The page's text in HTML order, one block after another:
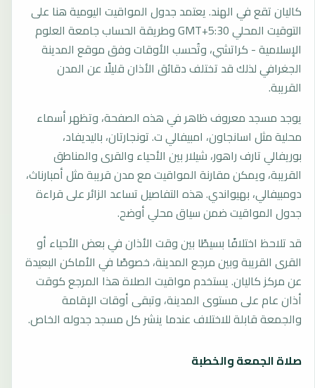
كاليان تقع في الهند. يعتمد جدول المواقيت اليومية هنا على
التوقيت المحلي GMT+5:30 وطريقة الحساب جامعة العلوم
الإسلامية - كراتشي، وتُحسب الأوقات وفق موقع المدينة
الجغرافي لذلك قد تختلف دقائق الأذان قليلًا عن المدن
القريبة.
يوجد مسجد معروف ظاهر في هذه الصفحة، وتظهر أسماء
محلية مثل اسانجاون، امبيفالي ت. تونجارتان، باليديفاد،
بوريفالي تارف راهور، شيلار بين الأحياء والقرى والمناطق
القريبة، ويمكن مقارنة المواقيت مع مدن قريبة مثل أمبارناث،
دومبيفالي، بهيواندي. هذه التفاصيل تساعد الزائر على قراءة
جدول المواقيت ضمن سياق محلي أوضح.
قد تلاحظ اختلافًا بسيطًا بين وقت الأذان في بعض الأحياء أو
القرى القريبة وبين مرجع المدينة، خصوصًا في الأماكن البعيدة
عن مركز كاليان. يستخدم مواقيت الصلاة هذا المرجع كوقت
أذان عام على مستوى المدينة، وتبقى أوقات الإقامة
والجمعة قابلة للاختلاف عندما ينشر كل مسجد جدوله الخاص.
صلاة الجمعة والخطبة